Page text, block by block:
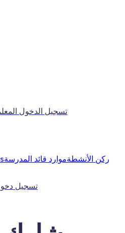
تسجيل الدخول
ركن الأنشطةموارد قائد المدرسة
تسجيل